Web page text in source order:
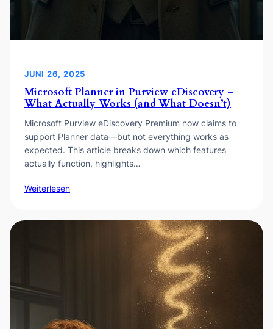
JUNI 26, 2025
Microsoft Planner in Purview eDiscovery –
What Actually Works (and What Doesn’t)
Microsoft Purview eDiscovery Premium now claims to
support Planner data—but not everything works as
expected. This article breaks down which features
actually function, highlights…
Weiterlesen